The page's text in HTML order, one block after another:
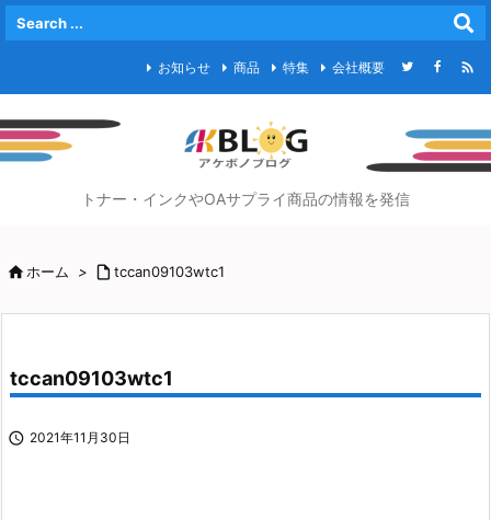
お知らせ 商品 特集 会社概要 
トナー・インクやOAサプライ商品の情報を発信
ホーム >  tccan09103wtc1
tccan09103wtc1
 2021年11月30日